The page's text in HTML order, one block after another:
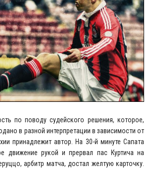
по поводу судейского решения, которое,
в разной интерпретации в зависимости от
принадлежит автор. На 30-й минуте Сапата
движение рукой и прервал пас Куртича на
арбитр матча, достал желтую карточку.